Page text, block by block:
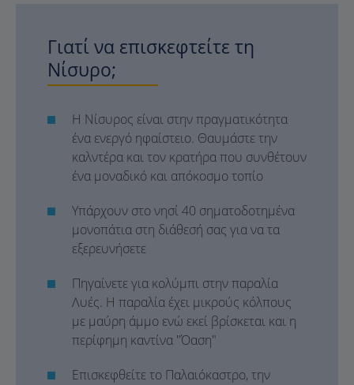
Γιατί να επισκεφτείτε τη
Νίσυρο;
Η Νίσυρος είναι στην πραγματικότητα
ένα ενεργό ηφαίστειο. Θαυμάστε την
καλντέρα και τον κρατήρα που συνθέτουν
ένα μοναδικό και απόκοσμο τοπίο
Υπάρχουν στο νησί 40 σηματοδοτημένα
μονοπάτια στη διάθεσή σας για να τα
εξερευνήσετε
Πηγαίνετε για κολύμπι στην παραλία
Λυές. Η παραλία έχει μικρούς κόλπους
με μαύρη άμμο ενώ εκεί βρίσκεται και η
περίφημη καντίνα "Όαση"
Επισκεφθείτε το Παλαιόκαστρο, την